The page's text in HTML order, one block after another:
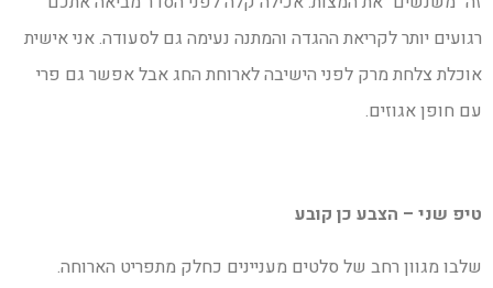
רגועים יותר לקריאת ההגדה והמתנה נעימה גם לסעודה. אני אישית
אוכלת צלחת מרק לפני הישיבה לארוחת החג אבל אפשר גם פרי
עם חופן אגוזים.
טיפ שני – הצבע כן קובע
שלבו מגוון רחב של סלטים מעניינים כחלק מתפריט הארוחה.